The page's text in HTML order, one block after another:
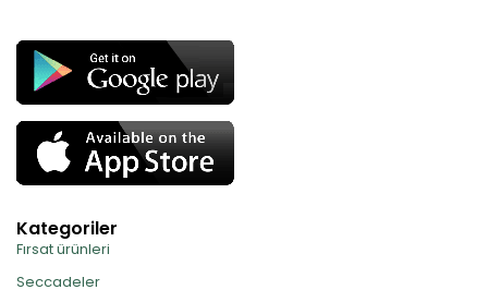
Kategoriler
Fırsat ürünleri
Seccadeler